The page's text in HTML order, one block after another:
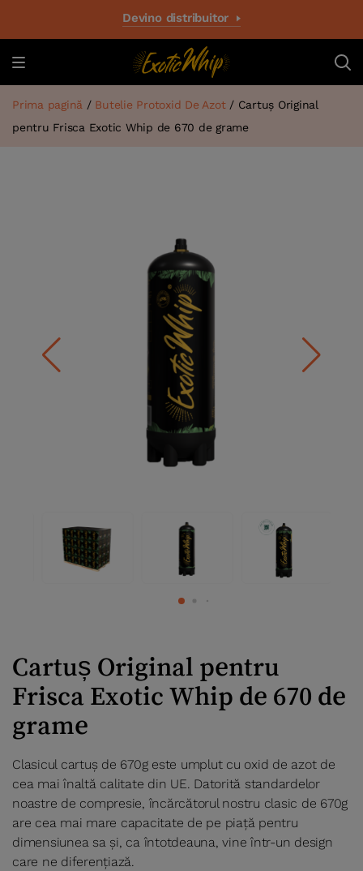
Devino distribuitor
Prima pagină / Butelie Protoxid De Azot/ Cartuș Original
pentru Frisca Exotic Whip de 670 de grame
Cartuș Original pentru
Frisca Exotic Whip de 670 de
grame
Clasicul cartuș de 670g este umplut cu oxid de azot de
cea mai înaltă calitate din UE. Datorită standardelor
noastre de compresie, încărcătorul nostru clasic de 670g
are cea mai mare capacitate de pe piață pentru
dimensiunea sa și, ca întotdeauna, vine într-un design
care ne diferențiază.